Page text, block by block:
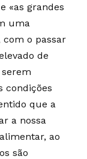
«as grandes
uma
o passar
de
condições
que a
a nossa
ao
são